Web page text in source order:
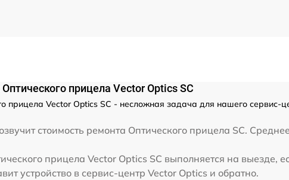
прицела Vector Optics SC
прицела Vector Optics SC - несложная задача для нашего сервис-
стоимость ремонта Оптического прицела SC.
прицела Vector Optics SC выполняется на выезде,
устройство в сервис-центр Vector Optics и обратно.